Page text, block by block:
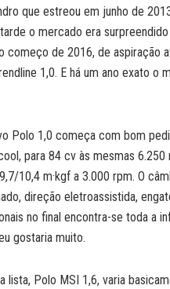
que estreou em junho de
o mercado era
começo de 2016, de aspiração
1,0. E há um ano exato o
Polo 1,0 começa com bom
para 84 cv às mesmas
10,4 m·kgf a 3.000 rpm. O
direção eletroassistida,
no final encontra-se toda a
gostaria muito.
lista, Polo MSI 1,6, varia